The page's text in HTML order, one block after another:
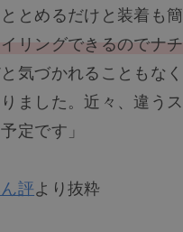
ととめるだけと装着も
リングできるのでナ
気づかれることもな
ました。近々、違う
定です」
評より抜粋